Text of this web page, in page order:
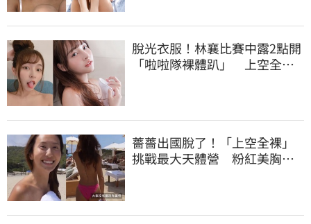
脫光衣服！林襄比賽中露2點開
「啦啦隊裸體趴」 上空全裸
薔薔出國脫了！「上空全裸」
挑戰最大天體營 粉紅美胸被